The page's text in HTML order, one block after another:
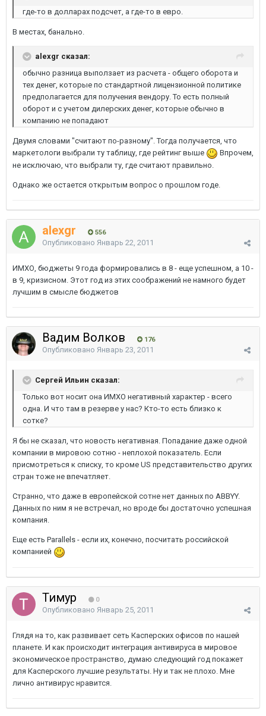
где-то в долларах подсчет, а где-то в евро.
В местах, банально.
alexgr сказал:
обычно разница выползает из расчета - общего оборота и
тех денег, которые по стандартной лицензионной политике
предполагается для получения вендору. То есть полный
оборот и с учетом дилерских денег, которые обычно в
компанию не попадают
Двумя словами "считают по-разному". Тогда получается, что
маркетологи выбрали ту таблицу, где рейтинг выше
Впрочем,
не исключаю, что выбрали ту, где считают правильно.
Однако же остается открытым вопрос о прошлом годе.
alexgr 556
Опубликовано Январь 22, 2011
ИМХО, бюджеты 9 года формировались в 8 - еще успешном, а 10 -
в 9, кризисном. Этот год из этих соображений не намного будет
лучшим в смысле бюджетов
Вадим Волков 176
Опубликовано Январь 23, 2011
Сергей Ильин сказал:
Только вот носит она ИМХО негативный характер - всего
одна. И что там в резерве у нас? Кто-то есть близко к
сотке?
Я бы не сказал, что новость негативная. Попадание даже одной
компании в мировою сотню - неплохой показатель. Если
присмотреться к списку, то кроме US представительство других
стран тоже не впечатляет.
Странно, что даже в европейской сотне нет данных по ABBYY.
Данных по ним я не встречал, но вроде бы достаточно успешная
компания.
Еще есть Parallels - если их, конечно, посчитать российской
компанией
Тимур 0
Опубликовано Январь 25, 2011
Глядя на то, как развивает сеть Касперских офисов по нашей
планете. И как происходит интеграция антивируса в мировое
экономическое пространство, думаю следующий год покажет
для Касперского лучшие результаты. Ну и так не плохо. Мне
лично антивирус нравится.